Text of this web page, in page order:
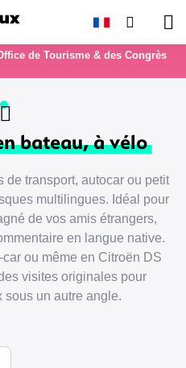
de Tourisme & des Congrès
bateau, à vélo
de transport, autocar ou petit
multilingues. Idéal pour
de vos amis étrangers,
en langue native.
ou même en Citroën DS
visites originales pour
sous un autre angle.